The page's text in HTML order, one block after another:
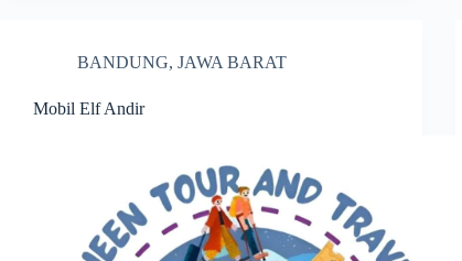
BANDUNG, JAWA BARAT
Mobil Elf Andir